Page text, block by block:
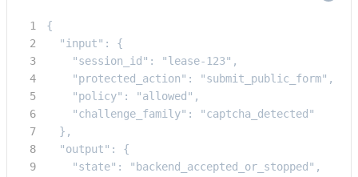
{
  "input": {
    "session_id": "lease-123",
    "protected_action": "submit_public_form",
    "policy": "allowed",
    "challenge_family": "captcha_detected"
  },
  "output": {
    "state": "backend_accepted_or_stopped",